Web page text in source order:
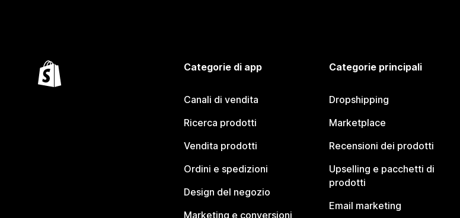
Categorie di app
Canali di vendita
Ricerca prodotti
Vendita prodotti
Ordini e spedizioni
Design del negozio
Marketing e conversioni
Categorie principali
Dropshipping
Marketplace
Recensioni dei prodotti
Upselling e pacchetti di
prodotti
Email marketing